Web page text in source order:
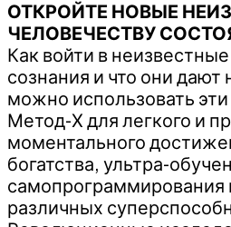
ОТКРОЙТЕ НОВЫЕ
ЧЕЛОВЕЧЕСТВУ
Как войти в
сознания и что они дают
можно использовать эти
Метод-Х для легкого и
моментального
богатства, ультра-
самопрограммирования
различных